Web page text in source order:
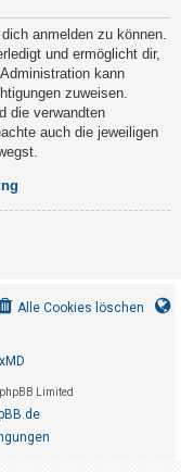
anmelden zu können.
und ermöglicht dir,
kann
zuweisen.
die verwandten
auch die jeweiligen
Alle Cookies löschen
Limited